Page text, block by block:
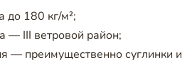
до 180 кг/м²;
— III ветровой район;
— преимущественно суглинки и